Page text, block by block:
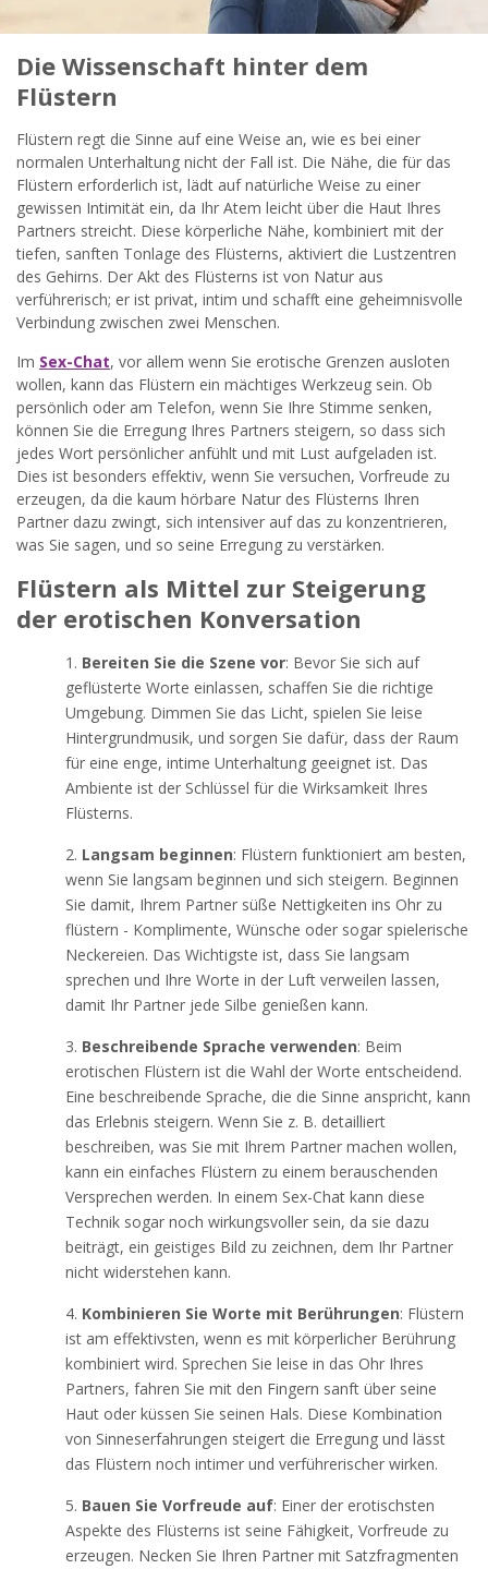
Die Wissenschaft hinter dem
Flüstern
Flüstern regt die Sinne auf eine Weise an, wie es bei einer
normalen Unterhaltung nicht der Fall ist. Die Nähe, die für das
Flüstern erforderlich ist, lädt auf natürliche Weise zu einer
gewissen Intimität ein, da Ihr Atem leicht über die Haut Ihres
Partners streicht. Diese körperliche Nähe, kombiniert mit der
tiefen, sanften Tonlage des Flüsterns, aktiviert die Lustzentren
des Gehirns. Der Akt des Flüsterns ist von Natur aus
verführerisch; er ist privat, intim und schafft eine geheimnisvolle
Verbindung zwischen zwei Menschen.
Im Sex-Chat, vor allem wenn Sie erotische Grenzen ausloten
wollen, kann das Flüstern ein mächtiges Werkzeug sein. Ob
persönlich oder am Telefon, wenn Sie Ihre Stimme senken,
können Sie die Erregung Ihres Partners steigern, so dass sich
jedes Wort persönlicher anfühlt und mit Lust aufgeladen ist.
Dies ist besonders effektiv, wenn Sie versuchen, Vorfreude zu
erzeugen, da die kaum hörbare Natur des Flüsterns Ihren
Partner dazu zwingt, sich intensiver auf das zu konzentrieren,
was Sie sagen, und so seine Erregung zu verstärken.
Flüstern als Mittel zur Steigerung
der erotischen Konversation
Bereiten Sie die Szene vor: Bevor Sie sich auf
geflüsterte Worte einlassen, schaffen Sie die richtige
Umgebung. Dimmen Sie das Licht, spielen Sie leise
Hintergrundmusik, und sorgen Sie dafür, dass der Raum
für eine enge, intime Unterhaltung geeignet ist. Das
Ambiente ist der Schlüssel für die Wirksamkeit Ihres
Flüsterns.
Langsam beginnen: Flüstern funktioniert am besten,
wenn Sie langsam beginnen und sich steigern. Beginnen
Sie damit, Ihrem Partner süße Nettigkeiten ins Ohr zu
flüstern - Komplimente, Wünsche oder sogar spielerische
Neckereien. Das Wichtigste ist, dass Sie langsam
sprechen und Ihre Worte in der Luft verweilen lassen,
damit Ihr Partner jede Silbe genießen kann.
Beschreibende Sprache verwenden: Beim
erotischen Flüstern ist die Wahl der Worte entscheidend.
Eine beschreibende Sprache, die die Sinne anspricht, kann
das Erlebnis steigern. Wenn Sie z. B. detailliert
beschreiben, was Sie mit Ihrem Partner machen wollen,
kann ein einfaches Flüstern zu einem berauschenden
Versprechen werden. In einem Sex-Chat kann diese
Technik sogar noch wirkungsvoller sein, da sie dazu
beiträgt, ein geistiges Bild zu zeichnen, dem Ihr Partner
nicht widerstehen kann.
Kombinieren Sie Worte mit Berührungen: Flüstern
ist am effektivsten, wenn es mit körperlicher Berührung
kombiniert wird. Sprechen Sie leise in das Ohr Ihres
Partners, fahren Sie mit den Fingern sanft über seine
Haut oder küssen Sie seinen Hals. Diese Kombination
von Sinneserfahrungen steigert die Erregung und lässt
das Flüstern noch intimer und verführerischer wirken.
Bauen Sie Vorfreude auf: Einer der erotischsten
Aspekte des Flüsterns ist seine Fähigkeit, Vorfreude zu
erzeugen. Necken Sie Ihren Partner mit Satzfragmenten